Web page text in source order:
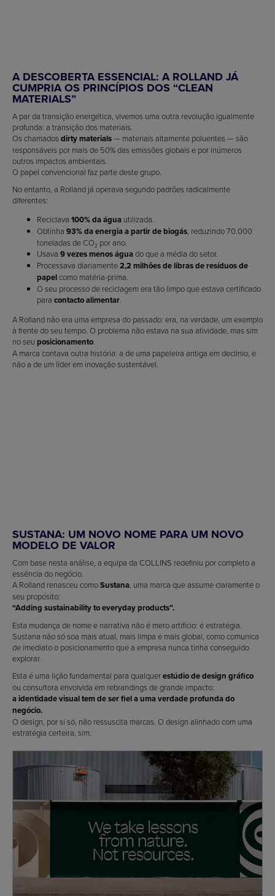
A DESCOBERTA ESSENCIAL: A ROLLAND JÁ
CUMPRIA OS PRINCÍPIOS DOS “CLEAN
MATERIALS”
A par da transição energética, vivemos uma outra revolução igualmente
profunda: a transição dos materiais.
Os chamados dirty materials— materiais altamente poluentes — são
responsáveis por mais de 50% das emissões globais e por inúmeros
outros impactos ambientais.
O papel convencional faz parte deste grupo.
No entanto, a Rolland já operava segundo padrões radicalmente
diferentes:
Reciclava 100% da água utilizada.
Obtinha 93% da energia a partir de biogás , reduzindo 70.000
toneladas de CO₂ por ano.
Usava 9 vezes menos águado que a média do setor.
Processava diariamente2,2 milhões de libras de resíduos de
papelcomo matéria-prima.
O seu processo de reciclagem era tão limpo que estava certificado
para contacto alimentar
A Rolland não era uma empresa do passado: era, na verdade, um exemplo
à frente do seu tempo. O problema não estava na sua atividade, mas sim
no seu posicionamento
A marca contava outra história: a de uma papeleira antiga em declínio, e
não a de um líder em inovação sustentável.
SUSTANA: UM NOVO NOME PARA UM NOVO
MODELO DE VALOR
Com base nesta análise, a equipa da COLLINS redefiniu por completo a
essência do negócio.
A Rolland renasceu comoSustana, uma marca que assume claramente o
seu propósito:
“Adding sustainability to everyday products”.
Esta mudança de nome e narrativa não é mero artifício: é estratégia.
Sustana não só soa mais atual, mais limpa e mais global, como comunica
de imediato o posicionamento que a empresa nunca tinha conseguido
explorar.
Esta é uma lição fundamental para qualquerestúdio de design gráfico
ou consultora envolvida em rebrandings de grande impacto:
a identidade visual tem de ser fiel a uma verdade profunda do
negócio.
O design, por si só, não ressuscita marcas. O design alinhado com uma
estratégia certeira, sim.